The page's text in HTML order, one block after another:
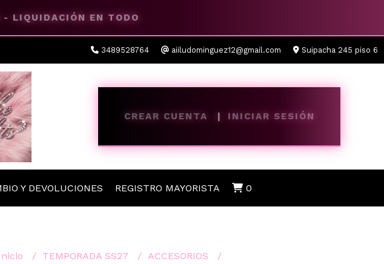
LIQUIDACIÓN EN TODO
3489528764 aiiludominguez12@gmail.com Suipacha 245 piso 6
CREAR CUENTA INICIAR SESIÓN
Y DEVOLUCIONES REGISTRO MAYORISTA 0
Inicio TEMPORADA SS27
ACCESORIOS